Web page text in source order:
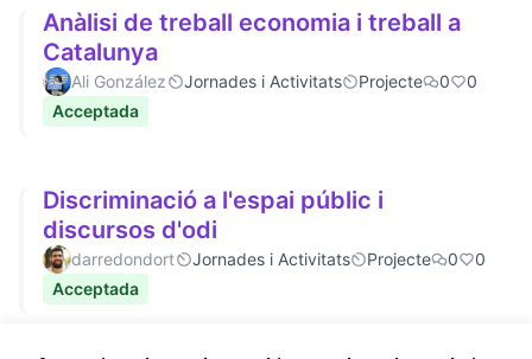
Anàlisi de treball economia i treball a
Catalunya
Ali González Jornades i Activitats Projecte 0
0
Acceptada
Discriminació a l'espai públic i
discursos d'odi
darredondort Jornades i Activitats Projecte 0
0
Acceptada